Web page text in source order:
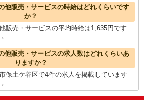
他販売・サービスの時給はどれくらいです
か？
販売・サービスの平均時給は1,635円です
他販売・サービスの求人数はどれくらいあ
りますか？
保土ケ谷区で4件の求人を掲載しています